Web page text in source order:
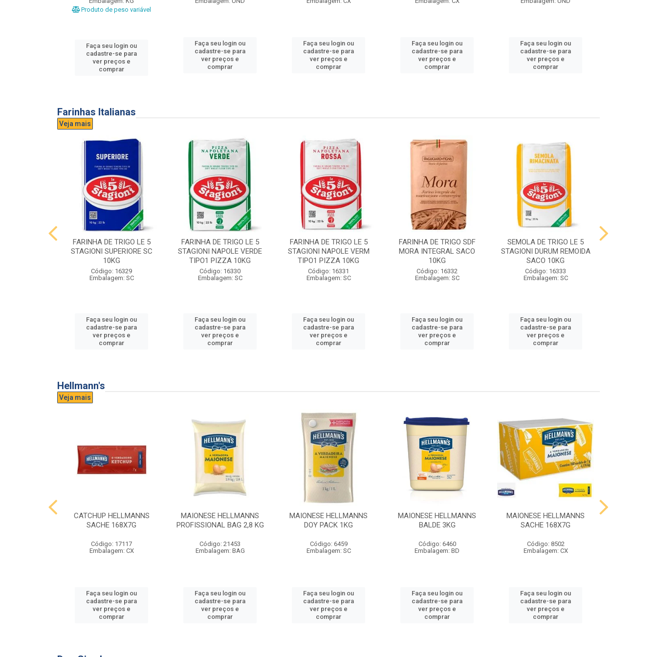
Produto de peso variável
Faça seu login ou
cadastre-se para
ver preços e
comprar
Faça seu login ou
cadastre-se para
ver preços e
comprar
Faça seu login ou
cadastre-se para
ver preços e
comprar
Faça seu login ou
cadastre-se para
ver preços e
comprar
Faça seu login ou
cadastre-se para
ver preços e
comprar
Farinhas Italianas
Veja mais
FARINHA DE TRIGO LE 5
STAGIONI SUPERIORE SC
10KG
Código: 16329
Embalagem: SC
Faça seu login ou
cadastre-se para
ver preços e
comprar
FARINHA DE TRIGO LE 5
STAGIONI NAPOLE VERDE
TIPO1 PIZZA 10KG
Código: 16330
Embalagem: SC
Faça seu login ou
cadastre-se para
ver preços e
comprar
FARINHA DE TRIGO LE 5
STAGIONI NAPOLE VERM
TIPO1 PIZZA 10KG
Código: 16331
Embalagem: SC
Faça seu login ou
cadastre-se para
ver preços e
comprar
FARINHA DE TRIGO SDF
MORA INTEGRAL SACO
10KG
Código: 16332
Embalagem: SC
Faça seu login ou
cadastre-se para
ver preços e
comprar
SEMOLA DE TRIGO LE 5
STAGIONI DURUM REMOIDA
SACO 10KG
Código: 16333
Embalagem: SC
Faça seu login ou
cadastre-se para
ver preços e
comprar
Hellmann's
Veja mais
CATCHUP HELLMANNS
SACHE 168X7G
Código: 17117
Embalagem: CX
Faça seu login ou
cadastre-se para
ver preços e
comprar
MAIONESE HELLMANNS
PROFISSIONAL BAG 2,8 KG
Código: 21453
Embalagem: BAG
Faça seu login ou
cadastre-se para
ver preços e
comprar
MAIONESE HELLMANNS
DOY PACK 1KG
Código: 6459
Embalagem: SC
Faça seu login ou
cadastre-se para
ver preços e
comprar
MAIONESE HELLMANNS
BALDE 3KG
Código: 6460
Embalagem: BD
Faça seu login ou
cadastre-se para
ver preços e
comprar
MAIONESE HELLMANNS
SACHE 168X7G
Código: 8502
Embalagem: CX
Faça seu login ou
cadastre-se para
ver preços e
comprar